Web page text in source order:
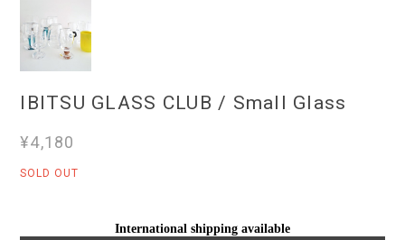
IBITSU GLASS CLUB / Small Glass
¥4,180
SOLD OUT
International shipping available